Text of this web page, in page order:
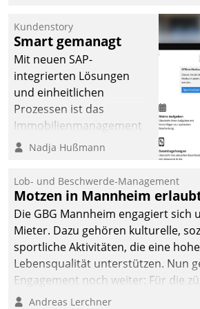
Kundenstory
Smart gemanagt
Mit neuen SAP-
integrierten Lösungen
und einheitlichen
Prozessen ist das
Immobilienmanagement
der Bayerischen
Ressort Kapitalanlage für
künftige Aufgaben und
Herausforderungen
gerüstet.
Nadja Hußmann
Lob- und Beschwerde-Management
Motzen in Mannheim
Die GBG Mannheim engagiert sich
Mieter. Dazu gehören kulturelle,
sportliche Aktivitäten, die eine
Lebensqualität unterstützen. Nun
Engagement noch weiter: Für die
von Beschwerden – oder Lob –
Andreas Lerchner